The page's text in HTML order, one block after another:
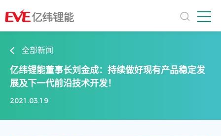
全部新闻
亿纬锂能董事长刘金成：持续做好现有产品稳定发
展及下一代前沿技术开发！
2021.03.19